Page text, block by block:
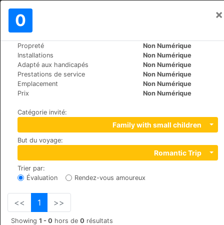
0 ×
Propreté
Non Numérique
Installations
Non Numérique
Adapté aux handicapés
Non Numérique
Prestations de service
Non Numérique
Emplacement
Non Numérique
Prix
Non Numérique
Catégorie invité:
Family with small children
But du voyage:
Romantic Trip
Trier par:
Évaluation
Rendez-vous amoureux
<< 1 >>
Showing 1 - 0 hors de 0 résultats
Le Monde>
Best Hotel
+371 (8)67623820
9/11 Gimnastikas street , LV-1004